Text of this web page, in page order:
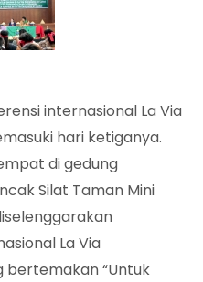
internasional La Via
hari ketiganya.
di gedung
Silat Taman Mini
La Via
bertemakan “Untuk